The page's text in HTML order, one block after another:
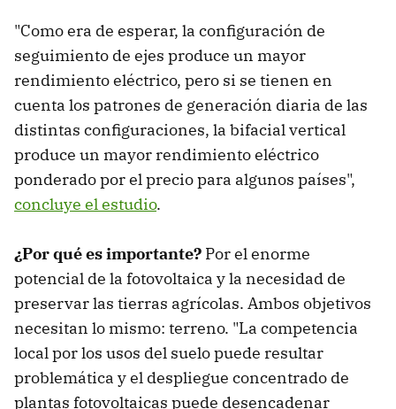
"Como era de esperar, la configuración de
seguimiento de ejes produce un mayor
rendimiento eléctrico, pero si se tienen en
cuenta los patrones de generación diaria de las
distintas configuraciones, la bifacial vertical
produce un mayor rendimiento eléctrico
ponderado por el precio para algunos países",
concluye el estudio.
¿Por qué es importante? Por el enorme
potencial de la fotovoltaica y la necesidad de
preservar las tierras agrícolas. Ambos objetivos
necesitan lo mismo: terreno. "La competencia
local por los usos del suelo puede resultar
problemática y el despliegue concentrado de
plantas fotovoltaicas puede desencadenar